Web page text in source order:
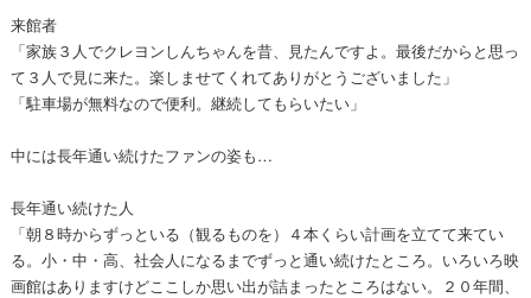
来館者
「家族３人でクレヨンしんちゃんを昔、見たんですよ。最後だからと思っ
て３人で見に来た。楽しませてくれてありがとうございました」
「駐車場が無料なので便利。継続してもらいたい」
中には長年通い続けたファンの姿も…
長年通い続けた人
「朝８時からずっといる（観るものを）４本くらい計画を立てて来てい
る。小・中・高、社会人になるまでずっと通い続けたところ。いろいろ映
画館はありますけどここしか思い出が詰まったところはない。２０年間、